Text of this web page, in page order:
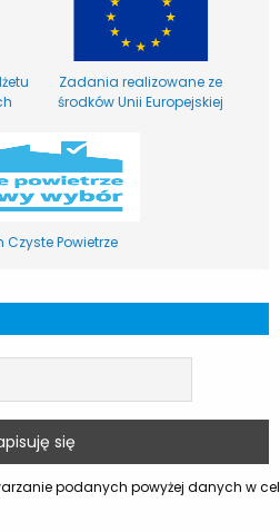
Zadania realizowane ze
środków Unii Europejskiej
Czyste Powietrze
podanych powyżej danych w